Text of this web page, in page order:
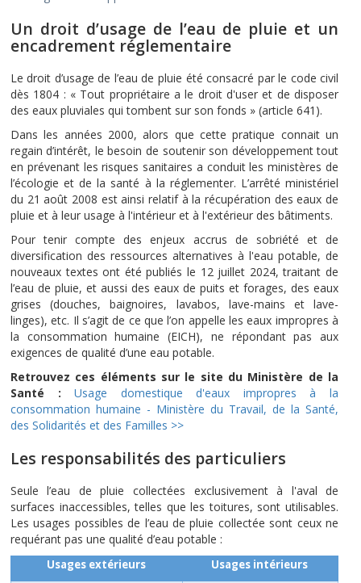
Un droit d’usage de l’eau de pluie et un
encadrement réglementaire
Le droit d’usage de l’eau de pluie été consacré par le code civil
dès 1804 : « Tout propriétaire a le droit d'user et de disposer
des eaux pluviales qui tombent sur son fonds » (article 641).
Dans les années 2000, alors que cette pratique connait un
regain d’intérêt, le besoin de soutenir son développement tout
en prévenant les risques sanitaires a conduit les ministères de
l’écologie et de la santé à la réglementer. L’arrêté ministériel
du 21 août 2008 est ainsi relatif à la récupération des eaux de
pluie et à leur usage à l'intérieur et à l'extérieur des bâtiments.
Pour tenir compte des enjeux accrus de sobriété et de
diversification des ressources alternatives à l'eau potable, de
nouveaux textes ont été publiés le 12 juillet 2024, traitant de
l’eau de pluie, et aussi des eaux de puits et forages, des eaux
grises (douches, baignoires, lavabos, lave-mains et lave-
linges), etc. Il s’agit de ce que l’on appelle les eaux impropres à
la consommation humaine (EICH), ne répondant pas aux
exigences de qualité d’une eau potable.
Retrouvez ces éléments sur le site du Ministère de la
Santé :Usage domestique d'eaux impropres à la
consommation humaine - Ministère du Travail, de la Santé,
des Solidarités et des Familles >>
Les responsabilités des particuliers
Seule l’eau de pluie collectées exclusivement à l'aval de
surfaces inaccessibles, telles que les toitures, sont utilisables.
Les usages possibles de l’eau de pluie collectée sont ceux ne
requérant pas une qualité d’eau potable :
Usages extérieurs
Usages intérieurs